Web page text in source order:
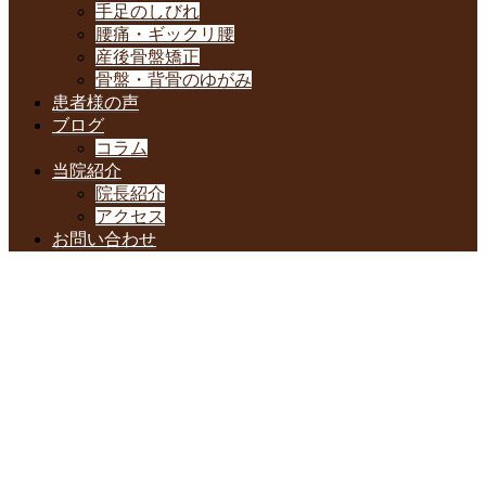
手足のしびれ
腰痛・ギックリ腰
産後骨盤矯正
骨盤・背骨のゆがみ
患者様の声
ブログ
コラム
当院紹介
院長紹介
アクセス
お問い合わせ